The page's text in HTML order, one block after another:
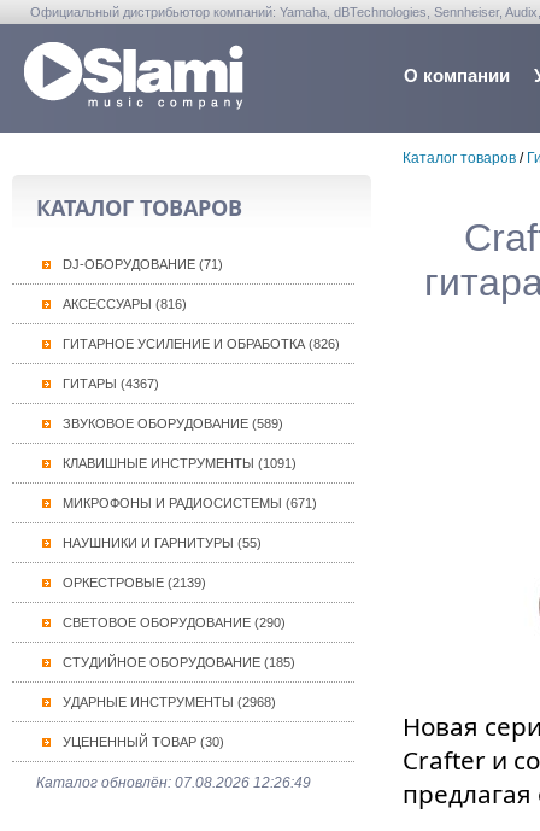
Официальный дистрибьютор компаний: Yamaha, dBTechnologies, Sennheiser,
О компании
КАТАЛОГ ТОВАРОВ
DJ-ОБОРУДОВАНИЕ (71)
АКСЕССУАРЫ (816)
ГИТАРНОЕ УСИЛЕНИЕ И ОБРАБОТКА (826)
ГИТАРЫ (4367)
ЗВУКОВОЕ ОБОРУДОВАНИЕ (589)
КЛАВИШНЫЕ ИНСТРУМЕНТЫ (1091)
МИКРОФОНЫ И РАДИОСИСТЕМЫ (671)
НАУШНИКИ И ГАРНИТУРЫ (55)
ОРКЕСТРОВЫЕ (2139)
СВЕТОВОЕ ОБОРУДОВАНИЕ (290)
СТУДИЙНОЕ ОБОРУДОВАНИЕ (185)
УДАРНЫЕ ИНСТРУМЕНТЫ (2968)
УЦЕНЕННЫЙ ТОВАР (30)
Каталог обновлён: 07.08.2026 12:26:49
Каталог товаров/
Новая
Crafter и